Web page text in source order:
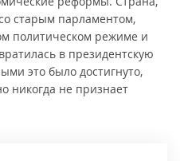
старым парламентом,
политическом режиме и
в президентскую
это было достигнуто,
никогда не признает